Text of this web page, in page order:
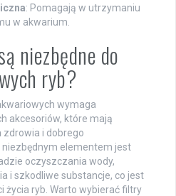
: Pomagają w utrzymaniu
w akwarium.
niezbędne do
ryb?
wymaga
akcesoriów, które mają
zdrowia i dobrego
elementem jest
oczyszczania wody,
i szkodliwe substancje, co jest
życia ryb. Warto wybierać filtry